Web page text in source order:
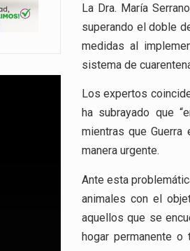
La Dra. María
superando el doble
medidas al
sistema de
Los expertos
ha subrayado que
mientras que
manera urgente.
Ante esta
animales con el
aquellos que se
hogar permanente